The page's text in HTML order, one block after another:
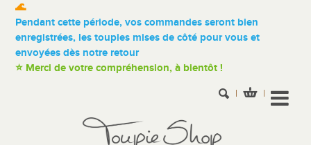
🌊
Pendant cette période, vos commandes seront bien
enregistrées, les toupies mises de côté pour vous et
envoyées dès notre retour
⭐ Merci de votre compréhension, à bientôt !